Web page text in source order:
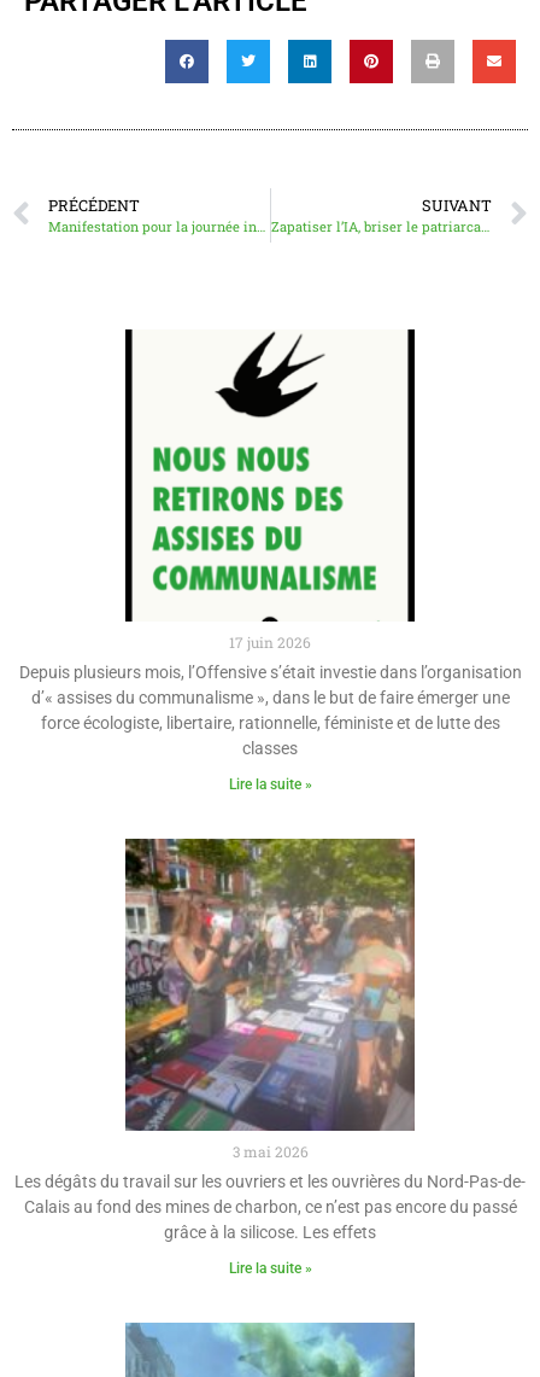
PRÉCÉDENT SUIVANT
Zapatiser l’IA, briser le patriarcat : communiqué commun de l’Offensive et de Vert! La Commune pour le 1er mai 2026
17 juin 2026
Depuis plusieurs mois, l’Offensive s’était investie dans l’organisation
d’« assises du communalisme », dans le but de faire émerger une
force écologiste, libertaire, rationnelle, féministe et de lutte des
classes
Lire la suite »
3 mai 2026
Les dégâts du travail sur les ouvriers et les ouvrières du Nord-Pas-de-
Calais au fond des mines de charbon, ce n’est pas encore du passé
grâce à la silicose. Les effets
Lire la suite »